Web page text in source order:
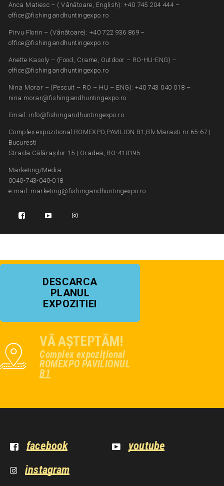
Anca Matiesc – ( Vânătoare, English): +40 745 204 444 –
office@fishingandhuntingexpo.ro
Pirvu Florin – (Vânătoare): +40 722 936 869 –
office@fishingandhuntingexpo.ro
Anette Kasoly – (Food, Crame, Outdoor – RO-HU-ENG) –
office@fishingandhuntingexpo.ro
Nina Morar – (Pescuit – RO – HU – ENG): +40 743 040 018 –
nina.morar@fishingandhuntingexpo.ro
Email: info@fishingandhuntingexpo.ro
Complex expozitional ROMEXPO,PAVILION B1,Blv.Marasti nr.65-67 |
Bucuresti
Strada Călărașilor 15 | Oradea, RO-410195
Marketing/Media:
0040-743-040-018
e-mail: marketing@fishingandhuntingexpo.ro
DESCARCA
PLANUL
EXPOZITIEI
VĂ AȘTEPTĂM!
Complex expozițional
ROMEXPO PAVILIONUL
B1
facebook
youtube
instagram